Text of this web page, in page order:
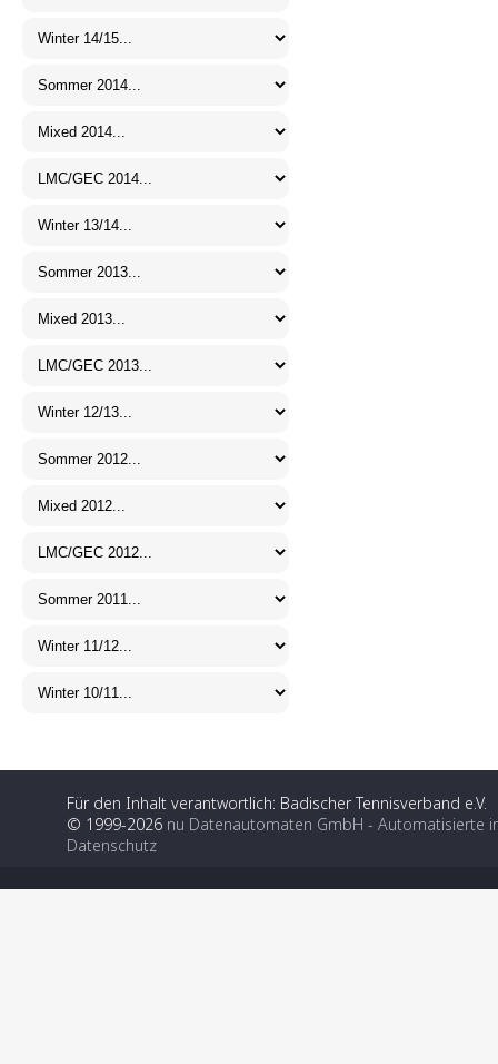
Für den Inhalt verantwortlich: Badischer Tennisverband e.V.
© 1999-2026 nu Datenautomaten GmbH - Automatisierte
Datenschutz